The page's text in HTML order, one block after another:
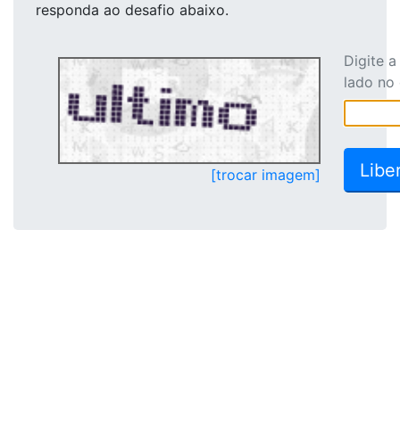
responda ao desafio abaixo.
[trocar imagem]
Digite
lado no